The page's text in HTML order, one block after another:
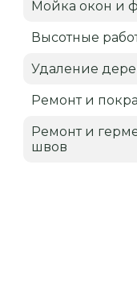
Мойка окон и
Высотные
Удаление
Ремонт и
Ремонт и
швов